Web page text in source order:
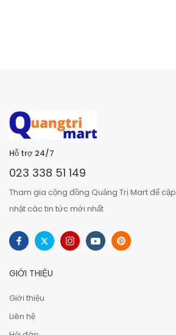
Hỗ trợ 24/7
023 338 51 149
Tham gia cộng đồng Quảng Trị Mart để cập
nhật các tin tức mới nhất
GIỚI THIỆU
Giới thiệu
Liên hệ